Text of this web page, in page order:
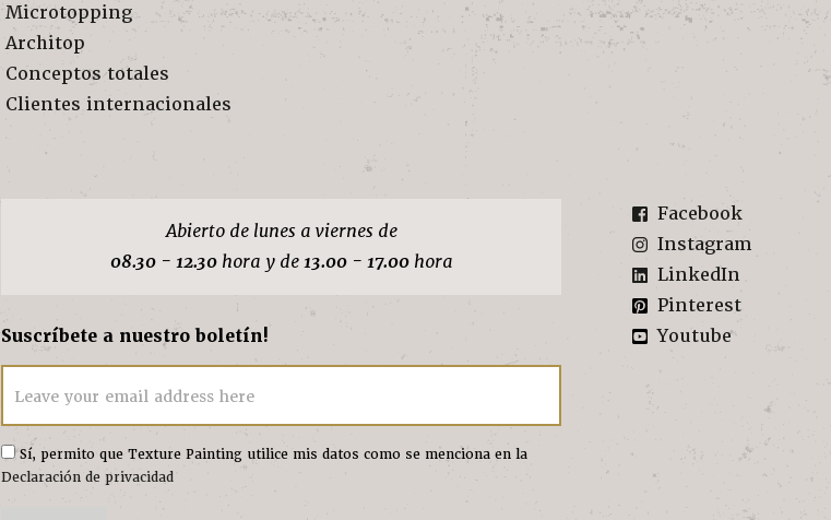
Microtopping
Architop
Conceptos totales
Clientes internacionales
Abierto de lunes a viernes de
08.30 - 12.30hora y de13.00 - 17.00hora
Suscríbete a nuestro boletín!
Leave your email address here
Sí, permito que Texture Painting utilice mis datos como se menciona en la
Declaración de privacidad
Facebook
Instagram
LinkedIn
Pinterest
Youtube